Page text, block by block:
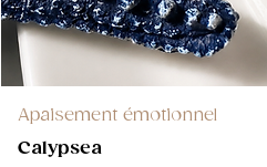
Apaisement émotionnel
Calypsea